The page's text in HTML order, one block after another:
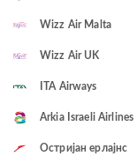
Wizz Air Malta
Wizz Air UK
ITA Airways
Arkia Israeli Airlines
Остријан ерлајнс